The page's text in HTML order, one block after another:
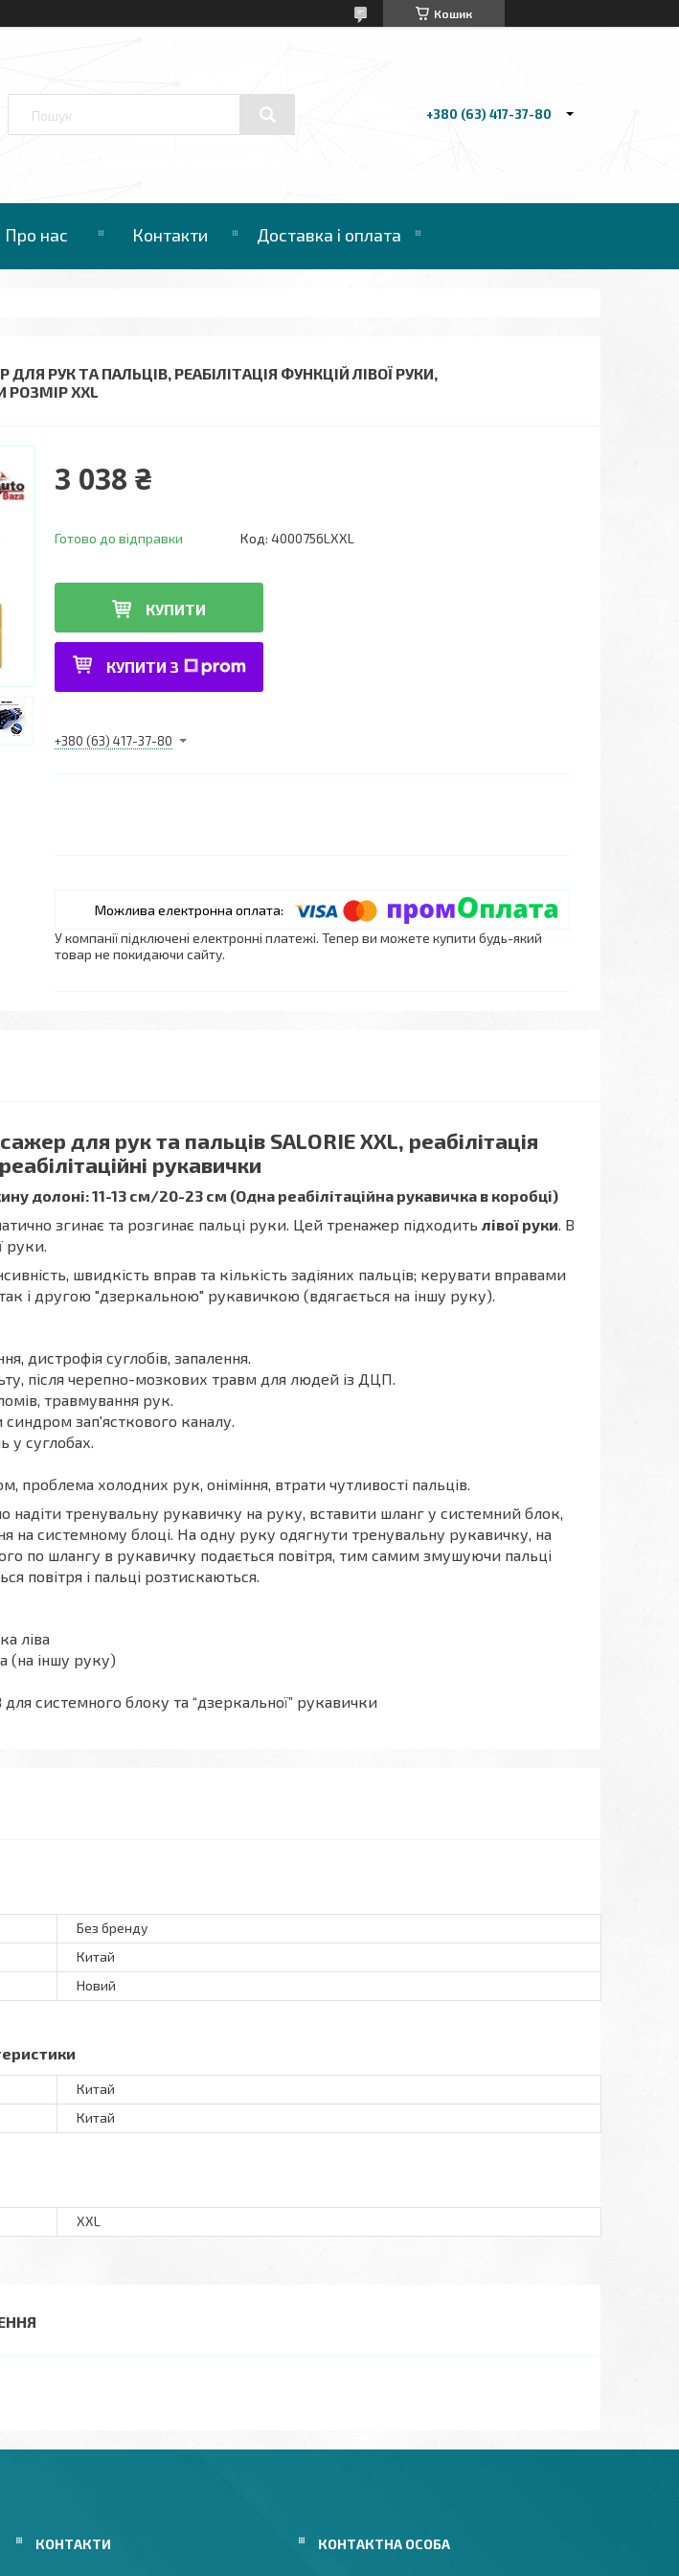
Кошик
+380 (63) 417-37-80
Про нас Контакти Доставка і оплата
РУК ТА ПАЛЬЦІВ, РЕАБІЛІТАЦІЯ ФУНКЦІЙ ЛІВОЇ РУКИ,
РОЗМІР XXL​
3 038 ₴
Готово до відправки Код: 4000756LXXL
КУПИТИ
КУПИТИ З
+380 (63) 417-37-80
У компанії підключені електронні платежі. Тепер ви можете купити будь-який
товар не покидаючи сайту.
для рук та пальців SALORIE XXL​, реабілітація
рукавички
долоні: 11-13 см/20-23 см (Одна реабілітаційна рукавичка в коробці)
згинає та розгинає пальці руки. Цей тренажер підходить лівої руки. В
руки.
швидкість вправ та кількість задіяних пальців; керувати вправами
і другою "дзеркальною" рукавичкою (вдягається на іншу руку).
дистрофія суглобів, запалення.
після черепно-мозкових травм для людей із ДЦП.
травмування рук.
зап'ясткового каналу.
у суглобах.
проблема холодних рук, оніміння, втрати чутливості пальців.
надіти тренувальну рукавичку на руку, вставити шланг у системний блок,
на системному блоці. На одну руку одягнути тренувальну рукавичку, на
по шлангу в рукавичку подається повітря, тим самим змушуючи пальці
повітря і пальці розтискаються.
ліва
(на іншу руку)
системного блоку та “дзеркальної” рукавички
Без бренду
Китай
Новий
Китай
Китай
XXL